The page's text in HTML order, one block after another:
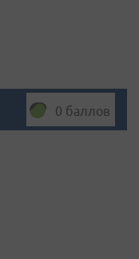
0 баллов